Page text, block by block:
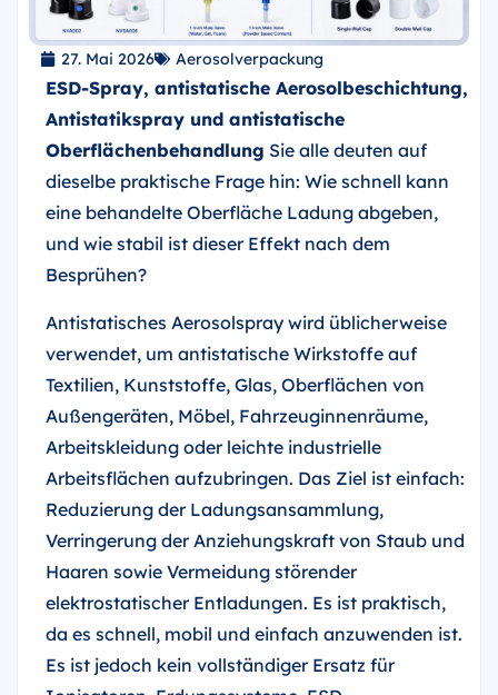
27. Mai 2026 Aerosolverpackung
ESD-Spray, antistatische Aerosolbeschichtung,
Antistatikspray und antistatische
Oberflächenbehandlung Sie alle deuten auf
dieselbe praktische Frage hin: Wie schnell kann
eine behandelte Oberfläche Ladung abgeben,
und wie stabil ist dieser Effekt nach dem
Besprühen?
Antistatisches Aerosolspray wird üblicherweise
verwendet, um antistatische Wirkstoffe auf
Textilien, Kunststoffe, Glas, Oberflächen von
Außengeräten, Möbel, Fahrzeuginnenräume,
Arbeitskleidung oder leichte industrielle
Arbeitsflächen aufzubringen. Das Ziel ist einfach:
Reduzierung der Ladungsansammlung,
Verringerung der Anziehungskraft von Staub und
Haaren sowie Vermeidung störender
elektrostatischer Entladungen. Es ist praktisch,
da es schnell, mobil und einfach anzuwenden ist.
Es ist jedoch kein vollständiger Ersatz für